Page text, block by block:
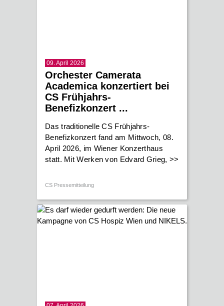
09. April 2026
Orchester Camerata
Academica konzertiert bei
CS Frühjahrs-
Benefizkonzert ...
Das traditionelle CS Frühjahrs-
Benefizkonzert fand am Mittwoch, 08.
April 2026, im Wiener Konzerthaus
statt. Mit Werken von Edvard Grieg, >>
CS Pressemitteilung